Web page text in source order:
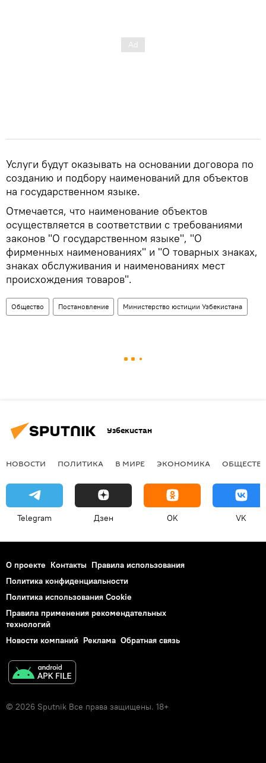
Услуги будут оказывать на основании договора по
созданию и подбору наименований для объектов
на государственном языке.
Отмечается, что наименование объектов
осуществляется в соответствии с требованиями
законов "О государственном языке", "О
фирменных наименованиях" и "О товарных знаках,
знаках обслуживания и наименованиях мест
происхождения товаров".
Общество Постановление Министерство юстиции Узбекистана
Узбекистан
НОВОСТИ ПОЛИТИКА В МИРЕ ЭКОНОМИКА
Telegram Дзен OK VK
О проекте Контакты Правила использования
Политика конфиденциальности
Политика использования Cookie
Правила применения рекомендательных
технологий
Новости компаний Реклама Обратная связь
© 2026 Sputnik Все права защищены. 18+